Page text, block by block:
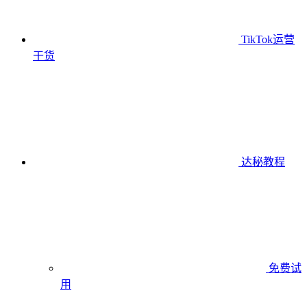
TikTok运营
干货
达秘教程
免费试
用